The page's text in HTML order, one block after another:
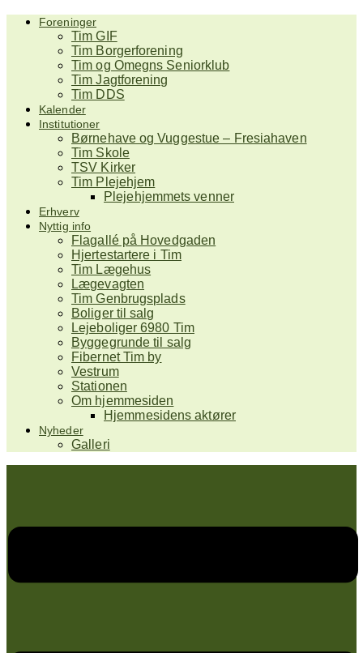
Foreninger
Tim GIF
Tim Borgerforening
Tim og Omegns Seniorklub
Tim Jagtforening
Tim DDS
Kalender
Institutioner
Børnehave og Vuggestue – Fresiahaven
Tim Skole
TSV Kirker
Tim Plejehjem
Plejehjemmets venner
Erhverv
Nyttig info
Flagallé på Hovedgaden
Hjertestartere i Tim
Tim Lægehus
Lægevagten
Tim Genbrugsplads
Boliger til salg
Lejeboliger 6980 Tim
Byggegrunde til salg
Fibernet Tim by
Vestrum
Stationen
Om hjemmesiden
Hjemmesidens aktører
Nyheder
Galleri